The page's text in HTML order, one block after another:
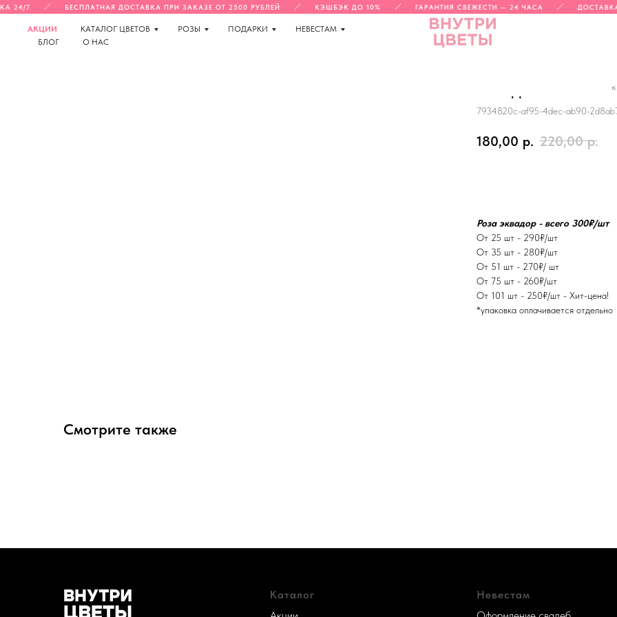
24/7 БЕСПЛАТНАЯ ДОСТАВКА ПРИ ЗАКАЗЕ ОТ 2500 РУБЛЕЙ КЭШБЭК ДО 10% ГАРАНТИЯ СВЕЖЕСТИ — 24 ЧАСА
АКЦИИ КАТАЛОГ ЦВЕТОВ РОЗЫ ПОДАРКИ
НЕВЕСТАМ
БЛОГ
О НАС
ЭКВАДОРСКАЯ
7934820c-af95-4dec-ab90-
180,00 р. 220,00 р.
Роза эквадор - всего 300₽/шт
От 25 шт - 290₽/шт
От 35 шт - 280₽/шт
От 51 шт - 270₽/ шт
От 75 шт - 260₽/шт
От 101 шт - 250₽/шт - Хит-цена!
*упаковка оплачивается отдельно
Смотрите также
Каталог
Невестам